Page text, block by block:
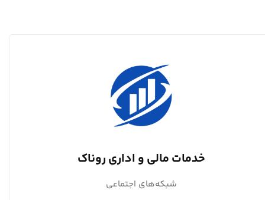
خدمات مالی و اداری روناک
شبکه‌های اجتماعی